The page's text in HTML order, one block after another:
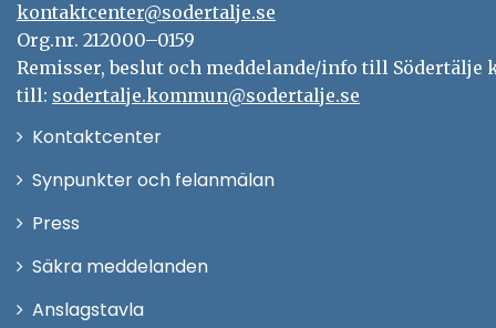
kontaktcenter@sodertalje.se
Org.nr. 212000–0159
Remisser, beslut och meddelande/info till Södertälje
till: sodertalje.kommun@sodertalje.se
KontaktcenterÖppna
Synpunkter och felanmälan
Press
fönster
Säkra meddelanden
Anslagstavla